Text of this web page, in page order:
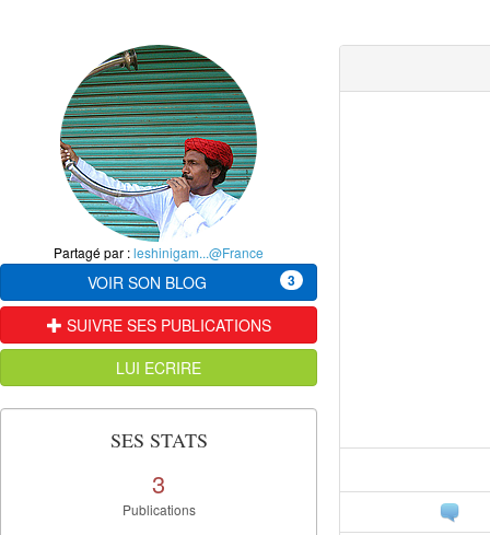
Partagé par :leshinigam...@France
VOIR SON BLOG 3
SUIVRE SES PUBLICATIONS
LUI ECRIRE
SES STATS
3
Publications